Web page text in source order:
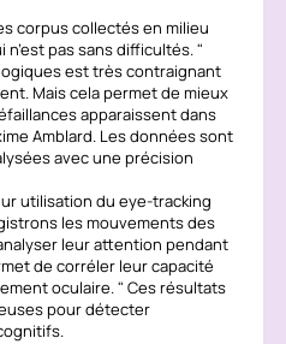
corpus collectés en milieu
pas sans difficultés.
est très contraignant
Mais cela permet de mieux
apparaissent dans
Amblard. Les données sont
avec une précision
utilisation du eye-tracking
les mouvements des
leur attention pendant
de corréler leur capacité
oculaire.
Ces résultats
pour détecter